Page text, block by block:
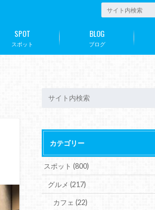
スポット
SPOT
ブログ
BLOG
カテゴリー
スポット(800)
グルメ (217)
カフェ(22)